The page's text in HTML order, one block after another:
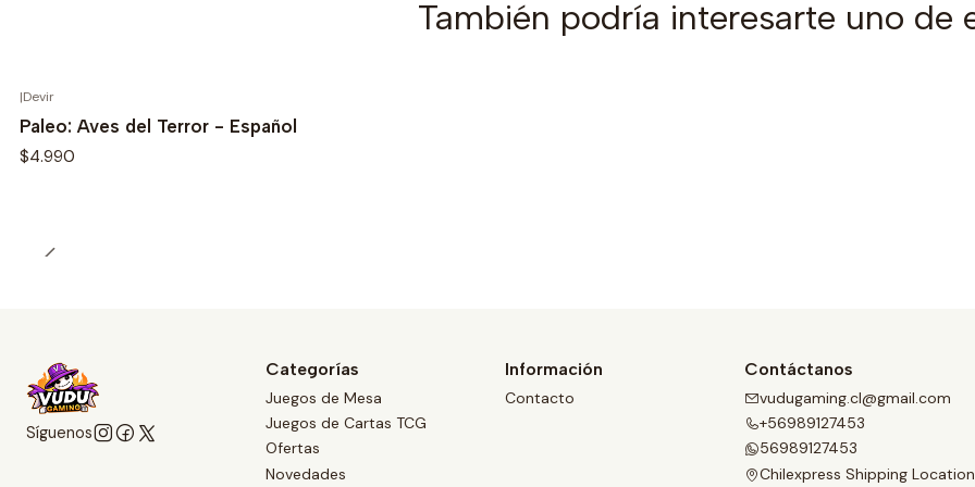
También podría interesarte uno de
|Devir
Paleo: Aves del Terror - Español
$4.990
Síguenos
Categorías
Juegos de Mesa
Juegos de Cartas TCG
Ofertas
Novedades
Información
Contacto
Contáctanos
vudugaming.cl@gmail.com
+56989127453
56989127453
Chilexpress Shipping Location